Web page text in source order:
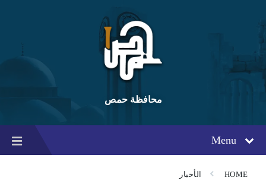
content
main
navigation
footer
محافظة حمص
Menu
HOME الأخبار